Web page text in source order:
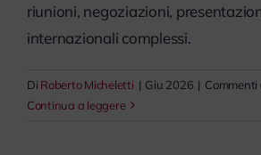
riunioni, negoziazioni,
internazionali complessi.
Di Roberto Micheletti | Giu 2026 |
Continua a leggere